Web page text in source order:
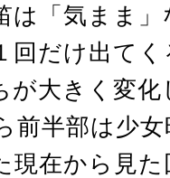
は「気まま
回だけ出て
が大きく変
前半部は少
現在から見